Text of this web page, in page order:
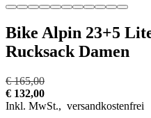
Bike Alpin 23+5
Rucksack Damen
€ 165,00
€ 132,00
Inkl. MwSt., versandkostenfrei